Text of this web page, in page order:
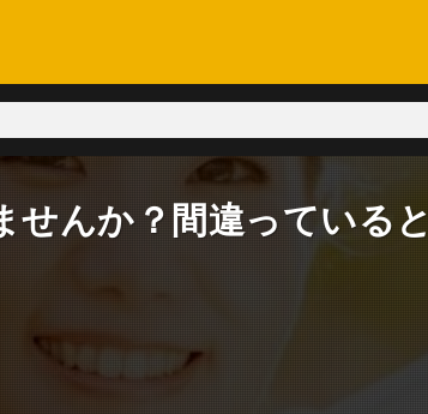
せんか？間違っていると